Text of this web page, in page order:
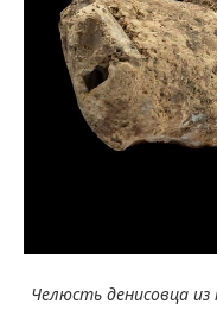
Челюсть денисовца